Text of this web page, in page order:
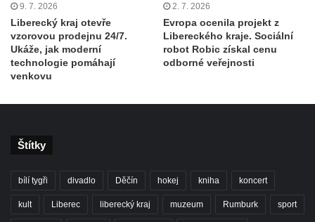
9. 7. 2026
Liberecký kraj otevře
vzorovou prodejnu 24/7.
Ukáže, jak moderní
technologie pomáhají
venkovu
2. 7. 2026
Evropa ocenila projekt z
Libereckého kraje. Sociální
robot Robic získal cenu
odborné veřejnosti
Štítky
bílí tygři divadlo Děčín hokej kniha koncert
kult Liberec liberecký kraj muzeum Rumburk sport